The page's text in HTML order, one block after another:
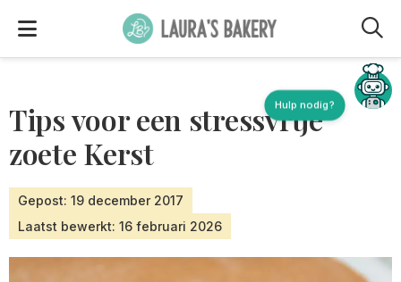
Tips voor een stressvrije
zoete Kerst
Gepost: 19 december 2017
Laatst bewerkt: 16 februari 2026
Hulp nodig?